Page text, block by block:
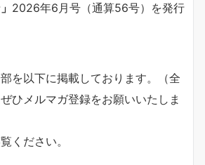
2026年6月号（通算56号）を発行
を以下に掲載しております。（全
ひメルマガ登録をお願いいたしま
ください。